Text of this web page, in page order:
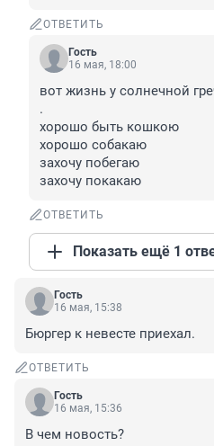
ОТВЕТИТЬ
Гость
16 мая, 18:00
вот жизнь у солнечной
.
хорошо быть кошкою
хорошо собакаю
захочу побегаю
захочу покакаю
ОТВЕТИТЬ
Показать ещё 1
Гость
16 мая, 15:38
Бюргер к невесте приехал.
ОТВЕТИТЬ
Гость
16 мая, 15:36
В чем новость?